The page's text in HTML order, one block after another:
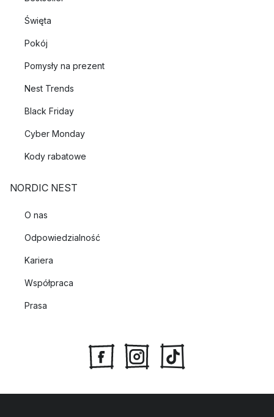
Święta
Pokój
Pomysły na prezent
Nest Trends
Black Friday
Cyber Monday
Kody rabatowe
NORDIC NEST
O nas
Odpowiedzialność
Kariera
Współpraca
Prasa